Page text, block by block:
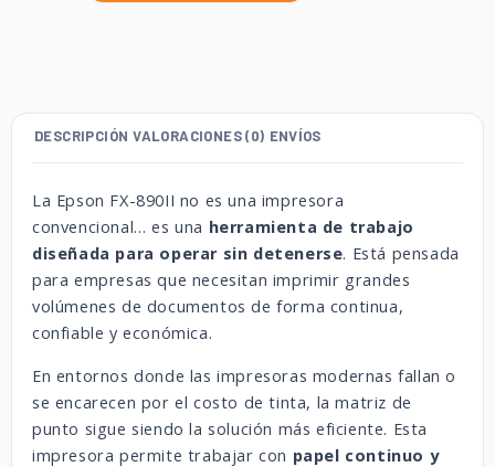
DESCRIPCIÓN VALORACIONES (0) ENVÍOS
La Epson FX-890II no es una impresora
convencional… es una herramienta de trabajo
diseñada para operar sin detenerse. Está pensada
para empresas que necesitan imprimir grandes
volúmenes de documentos de forma continua,
confiable y económica.
En entornos donde las impresoras modernas fallan o
se encarecen por el costo de tinta, la matriz de
punto sigue siendo la solución más eficiente. Esta
impresora permite trabajar con papel continuo y